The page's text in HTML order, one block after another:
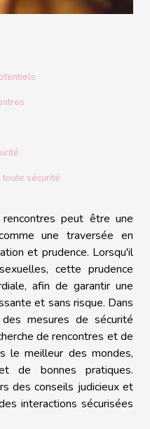
sécurité
peut être une
une traversée en
et prudence. Lorsqu'il
cette prudence
afin de garantir une
et sans risque. Dans
mesures de sécurité
de rencontres et de
le meilleur des mondes,
de bonnes pratiques.
des conseils judicieux et
interactions sécurisées